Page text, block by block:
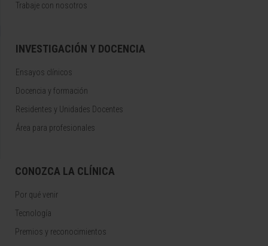
Trabaje con nosotros
INVESTIGACIÓN Y DOCENCIA
Ensayos clínicos
Docencia y formación
Residentes y Unidades Docentes
Área para profesionales
CONOZCA LA CLÍNICA
Por qué venir
Tecnología
Premios y reconocimientos